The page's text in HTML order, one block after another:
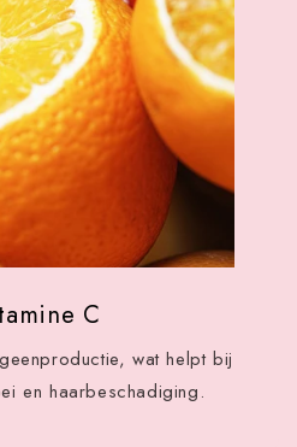
C
wat helpt bij
en haarbeschadiging.